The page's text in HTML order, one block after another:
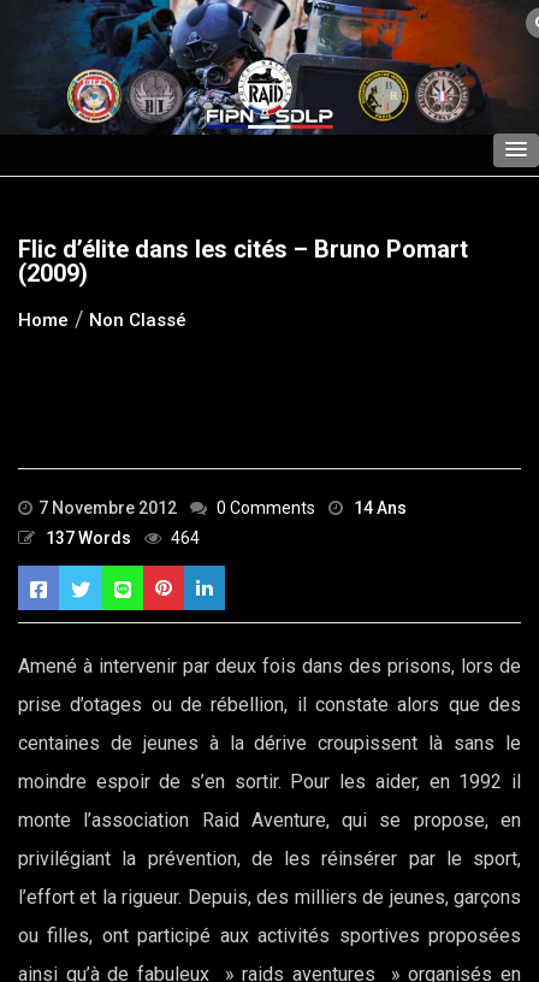
content
Flic d’élite dans les cités – Bruno Pomart
(2009)
Home Non Classé
7 Novembre 2012 0 Comments
14 Ans
137 Words
464
Amené à intervenir par deux fois dans des prisons, lors de
prise d’otages ou de rébellion, il constate alors que des
centaines de jeunes à la dérive croupissent là sans le
moindre espoir de s’en sortir. Pour les aider, en 1992 il
monte l’association Raid Aventure, qui se propose, en
privilégiant la prévention, de les réinsérer par le sport,
l’effort et la rigueur. Depuis, des milliers de jeunes, garçons
ou filles, ont participé aux activités sportives proposées
ainsi qu’à de fabuleux » raids aventures » organisés en